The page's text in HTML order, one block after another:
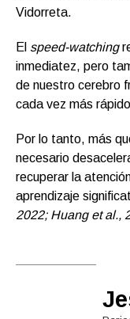
Vidorreta.
El speed-watching
inmediatez, pero
de nuestro cerebro
cada vez más
Por lo tanto, más
necesario
recuperar la
aprendizaje
2022; Huang et al.,